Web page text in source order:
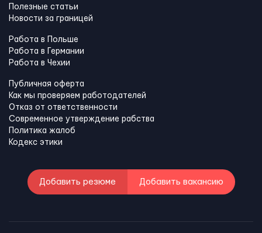
Полезные статьи
Новости за границей
Работа в Польше
Работа в Германии
Работа в Чехии
Публичная оферта
Как мы проверяем работодателей
Отказ от ответственности
Современное утверждение рабства
Политика жалоб
Кодекс этики
Добавить резюме Добавить вакансию